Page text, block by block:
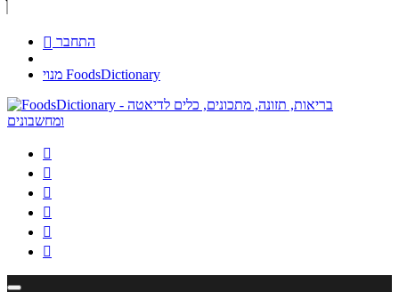
 התחבר
מנוי FoodsDictionary





